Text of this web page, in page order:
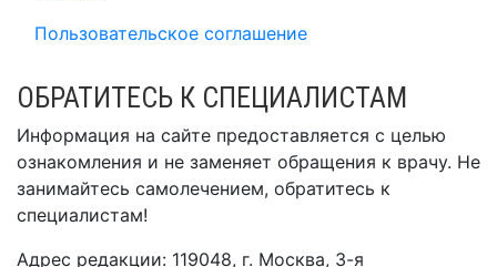
Пользовательское соглашение
ОБРАТИТЕСЬ К СПЕЦИАЛИСТАМ
Информация на сайте предоставляется с целью
ознакомления и не заменяет обращения к врачу. Не
занимайтесь самолечением, обратитесь к
специалистам!
Адрес редакции: 119048, г. Москва, 3-я